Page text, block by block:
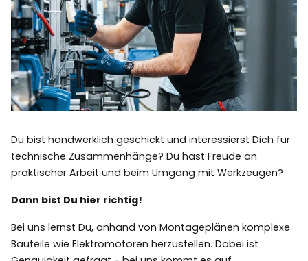
Du bist handwerklich geschickt und interessierst Dich für
technische Zusammenhänge? Du hast Freude an
praktischer Arbeit und beim Umgang mit Werkzeugen?
Dann bist Du hier richtig!
Bei uns lernst Du, anhand von Montageplänen komplexe
Bauteile wie Elektromotoren herzustellen. Dabei ist